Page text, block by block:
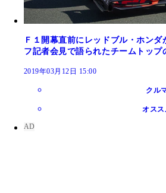
Ｆ１開幕直前にレッドブル・ホン
フ記者会見で語られたチームトップ
2019年03月12日 15:00
クル
オスス